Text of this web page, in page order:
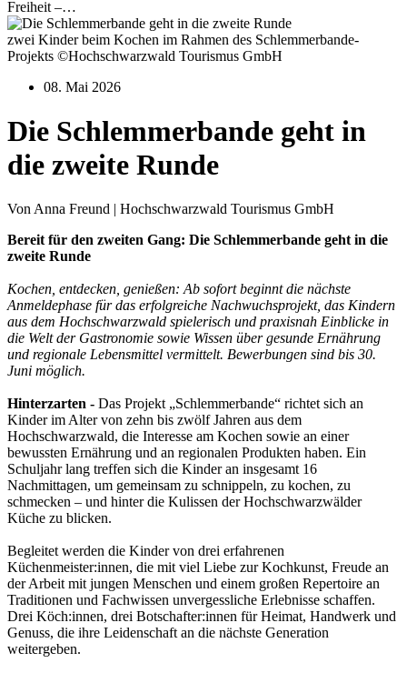
Freiheit –…
zwei Kinder beim Kochen im Rahmen des Schlemmerbande-
Projekts ©Hochschwarzwald Tourismus GmbH
08. Mai 2026
Die Schlemmerbande geht in
die zweite Runde
Von Anna Freund | Hochschwarzwald Tourismus GmbH
Bereit für den zweiten Gang: Die Schlemmerbande geht in die
zweite Runde
Kochen, entdecken, genießen: Ab sofort beginnt die nächste
Anmeldephase für das erfolgreiche Nachwuchsprojekt, das Kindern
aus dem Hochschwarzwald spielerisch und praxisnah Einblicke in
die Welt der Gastronomie sowie Wissen über gesunde Ernährung
und regionale Lebensmittel vermittelt. Bewerbungen sind bis 30.
Juni möglich.
Hinterzarten - Das Projekt „Schlemmerbande“ richtet sich an
Kinder im Alter von zehn bis zwölf Jahren aus dem
Hochschwarzwald, die Interesse am Kochen sowie an einer
bewussten Ernährung und an regionalen Produkten haben. Ein
Schuljahr lang treffen sich die Kinder an insgesamt 16
Nachmittagen, um gemeinsam zu schnippeln, zu kochen, zu
schmecken – und hinter die Kulissen der Hochschwarzwälder
Küche zu blicken.
Begleitet werden die Kinder von drei erfahrenen
Küchenmeister:innen, die mit viel Liebe zur Kochkunst, Freude an
der Arbeit mit jungen Menschen und einem großen Repertoire an
Traditionen und Fachwissen unvergessliche Erlebnisse schaffen.
Drei Köch:innen, drei Botschafter:innen für Heimat, Handwerk und
Genuss, die ihre Leidenschaft an die nächste Generation
weitergeben.